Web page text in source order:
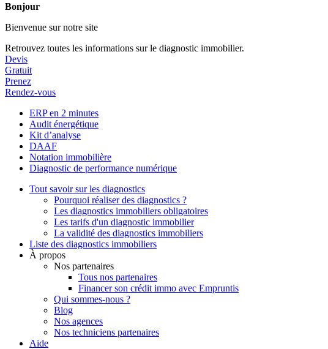
Bonjour
Bienvenue sur notre site
Retrouvez toutes les informations sur le diagnostic immobilier.
Devis
Gratuit
Prenez
Rendez-vous
ERP en 2 minutes
Audit énergétique
Kit d’analyse
DAAF
Notation immobilière
Diagnostic de performance numérique
Tout savoir sur les diagnostics
Pourquoi réaliser des diagnostics ?
Les diagnostics immobiliers obligatoires
Les tarifs d'un diagnostic immobilier
La validité des diagnostics immobiliers
Liste des diagnostics immobiliers
À propos
Nos partenaires
Tous nos partenaires
Financer son crédit immo avec Empruntis
Qui sommes-nous ?
Blog
Nos agences
Nos techniciens partenaires
Aide